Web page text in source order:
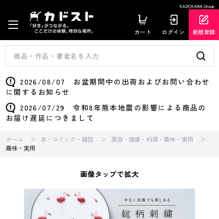
KADOKAWA Group
カート ログイン 新規登録
2026/08/07 お盆期間中の出荷およびお問い合わせ
に関するお知らせ
2026/07/29 令和8年熊本地震の影響による商品の
お届け遅延につきまして
ホーム 本・コミック・雑誌
美容・健康・料理・趣味・実用
趣味・実用
画像タップで拡大